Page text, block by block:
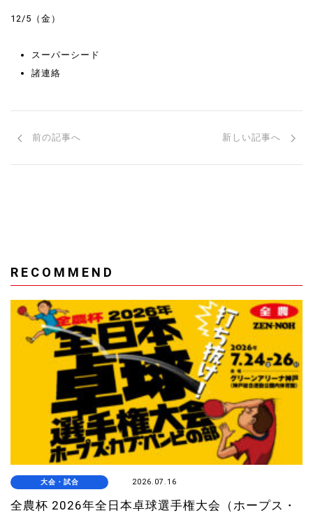
12/5（金）
スーパーシード
諸連絡
前の記事へ 新しい記事へ
RECOMMEND
大会・試合 2026.07.16
全農杯 2026年全日本卓球選手権大会（ホープス・